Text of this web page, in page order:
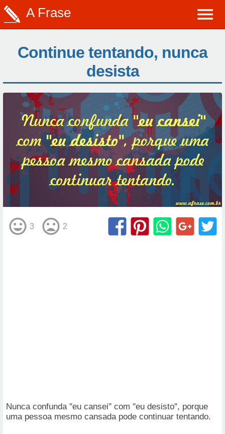
A Frase
Continue tentando, nunca
desista
3 2
Nunca confunda ''eu cansei'' com ''eu desisto'', porque
uma pessoa mesmo cansada pode continuar tentando.